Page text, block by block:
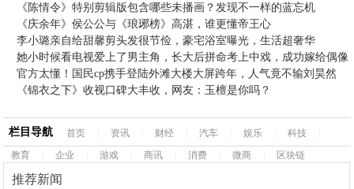
《陈情令》特别剪辑版包含哪些未播画？发现不一样的蓝忘机
《庆余年》侯公公与《琅琊榜》高湛，谁更懂帝王心
李小璐亲自给甜馨剪头发很节俭，豪宅浴室曝光，生活超奢华
她小时候看电视爱上了男主角，长大后拼命考上中戏，成功嫁给偶像
官方太懂！国民cp携手登陆外滩大楼大屏跨年，人气竟不输刘昊然
《锦衣之下》收视口碑大丰收，网友：玉檀是你吗？
栏目导航 首页 资讯 财经 汽车 娱乐 科技
教育
企业 游戏 商讯 消费 微商 区块链
推荐新闻